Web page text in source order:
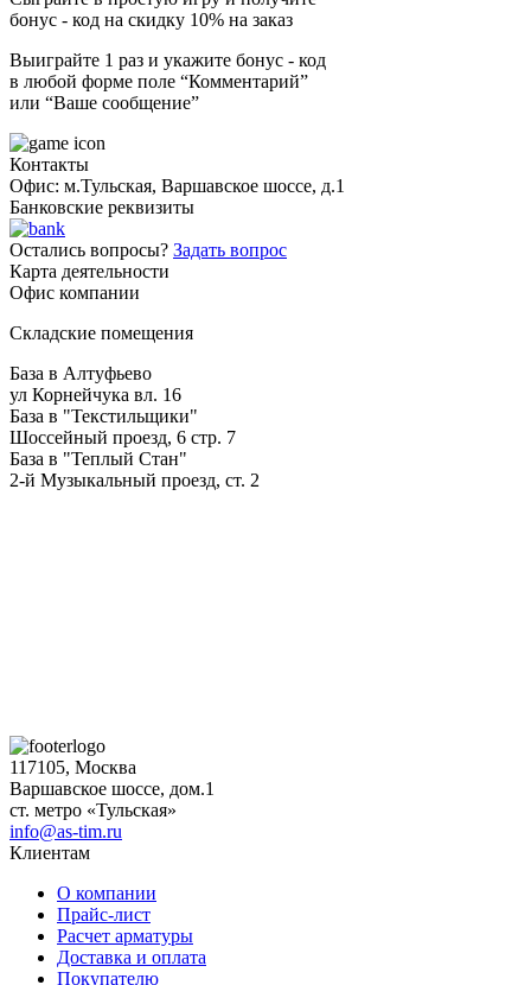
бонус - код на скидку 10% на заказ
Выиграйте 1 раз и укажите бонус - код
в любой форме поле “Комментарий”
или “Ваше сообщение”
Контакты
Офис: м.Тульская, Варшавское шоссе, д.1
Банковские реквизиты
Остались вопросы? Задать вопрос
Карта деятельности
Офис компании
Складские помещения
База в Алтуфьево
ул Корнейчука вл. 16
База в "Текстильщики"
Шоссейный проезд, 6 стр. 7
База в "Теплый Стан"
2-й Музыкальный проезд, ст. 2
117105, Москва
Варшавское шоссе, дом.1
ст. метро «Тульская»
info@as-tim.ru
Клиентам
О компании
Прайс-лист
Расчет арматуры
Доставка и оплата
Покупателю